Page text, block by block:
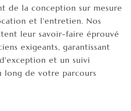
de la conception sur mesure
et l'entretien. Nos
leur savoir-faire éprouvé
exigeants, garantissant
et un suivi
long de votre parcours